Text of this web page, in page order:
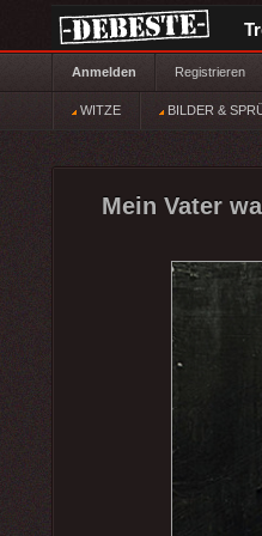
Anmelden Registrieren
WITZE BILDER &
Mein Vater